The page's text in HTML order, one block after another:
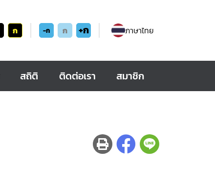
ก -ก ก +ก ภาษาไทย
สถิติ ติดต่อเรา สมาชิก